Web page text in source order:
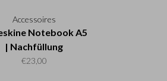
Accessoires
Notebook A5
| Nachfüllung
€23,00